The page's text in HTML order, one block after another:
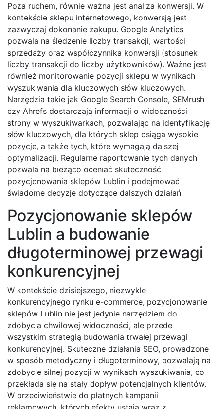
Poza ruchem, równie ważna jest analiza konwersji. W
kontekście sklepu internetowego, konwersją jest
zazwyczaj dokonanie zakupu. Google Analytics
pozwala na śledzenie liczby transakcji, wartości
sprzedaży oraz współczynnika konwersji (stosunek
liczby transakcji do liczby użytkowników). Ważne jest
również monitorowanie pozycji sklepu w wynikach
wyszukiwania dla kluczowych słów kluczowych.
Narzędzia takie jak Google Search Console, SEMrush
czy Ahrefs dostarczają informacji o widoczności
strony w wyszukiwarkach, pozwalając na identyfikację
słów kluczowych, dla których sklep osiąga wysokie
pozycje, a także tych, które wymagają dalszej
optymalizacji. Regularne raportowanie tych danych
pozwala na bieżąco oceniać skuteczność
pozycjonowania sklepów Lublin i podejmować
świadome decyzje dotyczące dalszych działań.
Pozycjonowanie sklepów
Lublin a budowanie
długoterminowej przewagi
konkurencyjnej
W kontekście dzisiejszego, niezwykle
konkurencyjnego rynku e-commerce, pozycjonowanie
sklepów Lublin nie jest jedynie narzędziem do
zdobycia chwilowej widoczności, ale przede
wszystkim strategią budowania trwałej przewagi
konkurencyjnej. Skuteczne działania SEO, prowadzone
w sposób metodyczny i długoterminowy, pozwalają na
zdobycie silnej pozycji w wynikach wyszukiwania, co
przekłada się na stały dopływ potencjalnych klientów.
W przeciwieństwie do płatnych kampanii
reklamowych, których efekty ustają wraz z